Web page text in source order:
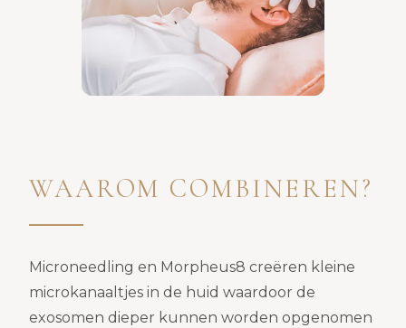
WAAROM COMBINEREN?
Microneedling en Morpheus8 creëren kleine
microkanaaltjes in de huid waardoor de
exosomen dieper kunnen worden opgenomen